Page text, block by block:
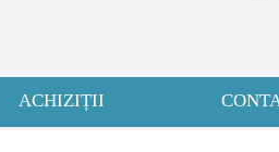
ACHIZIȚII